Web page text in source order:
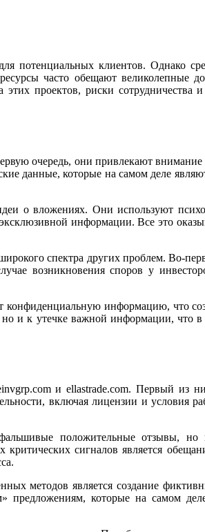
потенциальных клиентов. Однако
часто обещают великолепные
проектов, риски сотрудничества
очередь, они привлекают
данные, которые на самом деле
о вложениях. Они используют
информации. Все это
спектра других проблем. Во-
возникновения споров у
информацию, что
и к утечке важной информации, что
и ellastrade.com. Первый из
включая лицензии и условия
положительные отзывы, но
сигналов является
методов является создание
предложениям, которые на самом